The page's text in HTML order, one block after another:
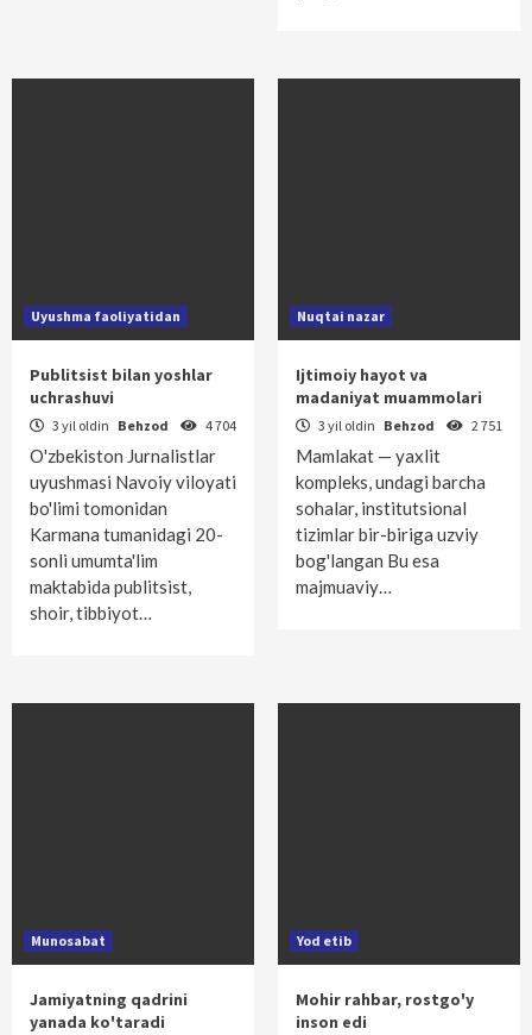
Uyushma faoliyatidan
Publitsist bilan yoshlar
uchrashuvi
3 yil oldin Behzod 4 704
O'zbekiston Jurnalistlar
uyushmasi Navoiy viloyati
bo'limi tomonidan
Karmana tumanidagi 20-
sonli umumta'lim
maktabida publitsist,
shoir, tibbiyot…
Nuqtai nazar
Ijtimoiy hayot va
madaniyat muammolari
3 yil oldin Behzod 2 751
Mamlakat — yaxlit
kompleks, undagi barcha
sohalar, institutsional
tizimlar bir-biriga uzviy
bog'langan Bu esa
majmuaviy…
Munosabat
Jamiyatning qadrini
yanada ko'taradi
Yod etib
Mohir rahbar, rostgo'y
inson edi